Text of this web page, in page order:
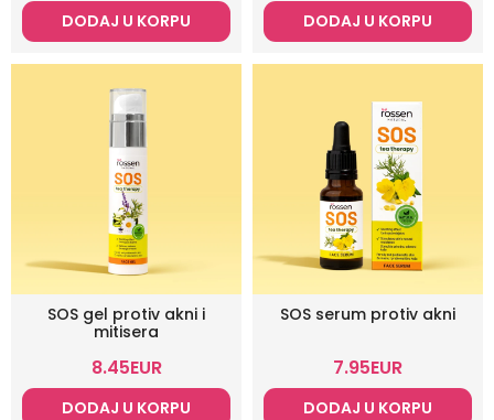
DODAJ U KORPU DODAJ U KORPU
SOS gel protiv akni i
mitisera
8.45EUR
DODAJ U KORPU
SOS serum protiv akni
7.95EUR
DODAJ U KORPU